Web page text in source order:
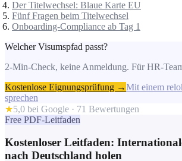
Der Titelwechsel: Blaue Karte EU
Fünf Fragen beim Titelwechsel
Onboarding-Compliance ab Tag 1
Welcher Visumspfad passt?
2-Min-Check, keine Anmeldung. Für HR-
Kostenlose Eignungsprüfung →Mit einem
sprechen
★5,0 bei Google · 71 Bewertungen
Free PDF-Leitfaden
Kostenloser Leitfaden:
nach Deutschland holen